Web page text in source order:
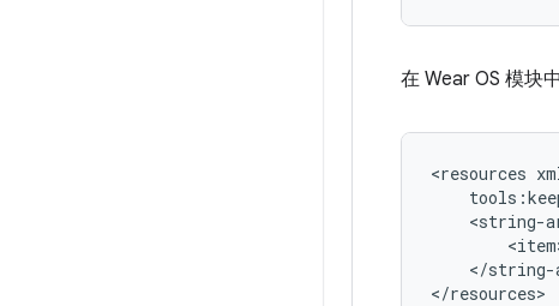
在 Wear OS 模块
<resources
<string-
</string-
</resources>